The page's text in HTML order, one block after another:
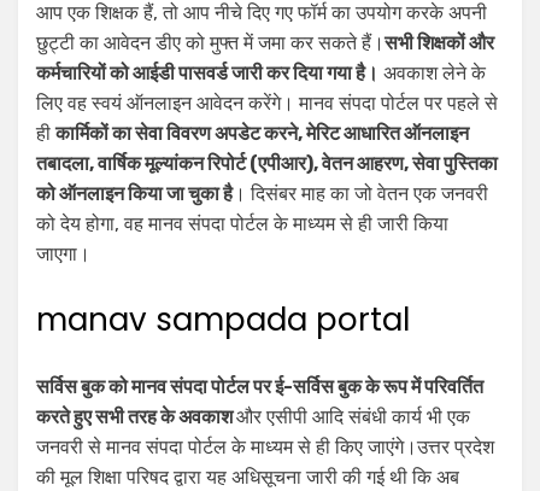
आप एक शिक्षक हैं, तो आप नीचे दिए गए फॉर्म का उपयोग करके अपनी
छुट्टी का आवेदन डीए को मुफ्त में जमा कर सकते हैं।सभी शिक्षकों और
कर्मचारियों को आईडी पासवर्ड जारी कर दिया गया है। अवकाश लेने के
लिए वह स्वयं ऑनलाइन आवेदन करेंगे। मानव संपदा पोर्टल पर पहले से
हीकार्मिकों का सेवा विवरण अपडेट करने, मेरिट आधारित ऑनलाइन
तबादला, वार्षिक मूल्यांकन रिपोर्ट (एपीआर), वेतन आहरण, सेवा पुस्तिका
को ऑनलाइन किया जा चुका है। दिसंबर माह का जो वेतन एक जनवरी
को देय होगा, वह मानव संपदा पोर्टल के माध्यम से ही जारी किया
जाएगा।
manav sampada portal
सर्विस बुक को मानव संपदा पोर्टल पर ई-सर्विस बुक के रूप में परिवर्तित
करते हुए सभी तरह के अवकाशऔर एसीपी आदि संबंधी कार्य भी एक
जनवरी से मानव संपदा पोर्टल के माध्यम से ही किए जाएंगे।उत्तर प्रदेश
की मूल शिक्षा परिषद द्वारा यह अधिसूचना जारी की गई थी कि अब